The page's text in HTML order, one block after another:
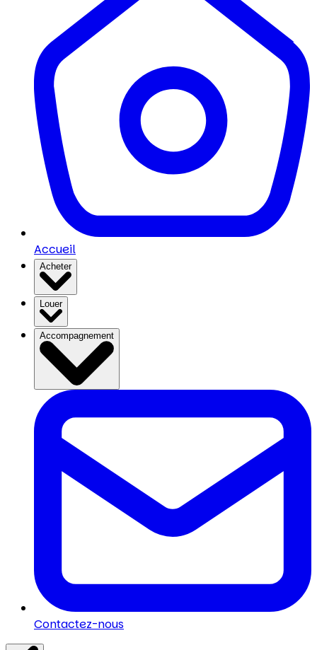
Accueil
Acheter
Louer
Accompagnement
Contactez-nous